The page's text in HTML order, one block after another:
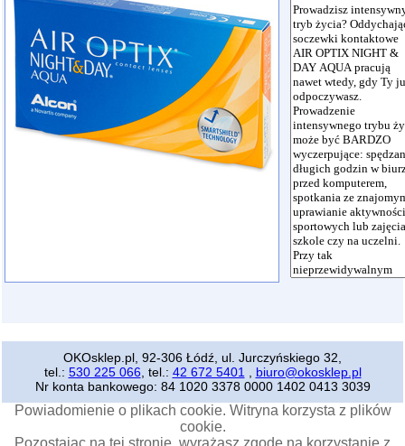
OKOsklep.pl, 92-306 Łódź, ul. Jurczyńskiego 32,
tel.: 530 225 066 , tel.: 42 672 5401
biuro@okosklep.pl
Nr konta bankowego: 84 1020 3378 0000 1402 0413 3039
Powiadomienie o plikach cookie. Witryna korzysta z plików
cookie.
Pozostając na tej stronie, wyrażasz zgodę na korzystanie z